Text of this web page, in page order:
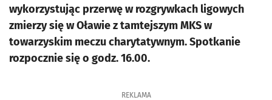
wykorzystując przerwę w rozgrywkach ligowych
zmierzy się w Oławie z tamtejszym MKS w
towarzyskim meczu charytatywnym. Spotkanie
rozpocznie się o godz. 16.00.
REKLAMA